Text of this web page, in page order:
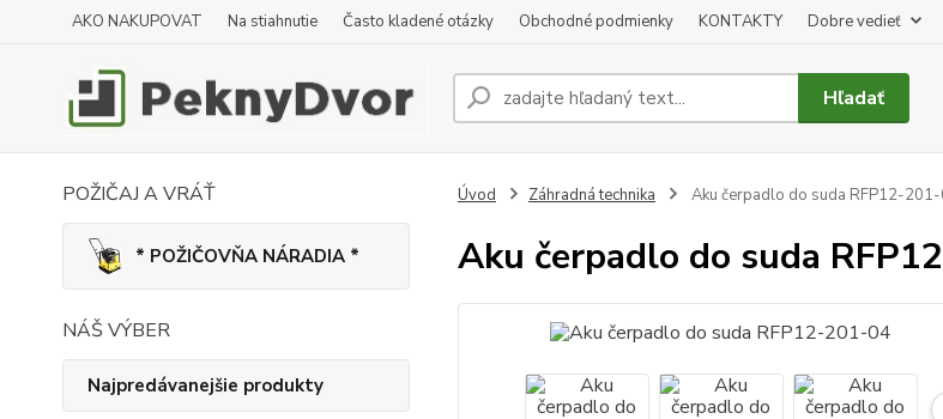
AKO NAKUPOVAT Na stiahnutie Často kladené otázky Obchodné podmienky KONTAKTY Dobre vedieť
Hľadať
POŽIČAJ A VRÁŤ
* POŽIČOVŇA NÁRADIA *
NÁŠ VÝBER
Najpredávanejšie produkty
Úvod Záhradná technika Aku čerpadlo do suda RFP12-
Aku čerpadlo do suda